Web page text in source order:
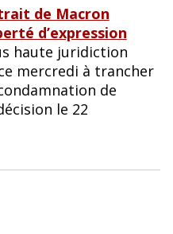
de Macron
d’expression
haute juridiction
mercredi à trancher
de
le 22